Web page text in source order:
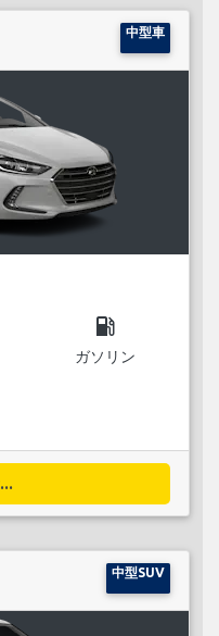
中型車
local_gas_station
ガソリン
中型SUV